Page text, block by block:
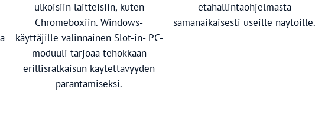
ulkoisiin laitteisiin, kuten
Chromeboxiin. Windows-
käyttäjille valinnainen Slot-in- PC-
moduuli tarjoaa tehokkaan
erillisratkaisun käytettävyyden
parantamiseksi.
etähallintaohjelmasta
samanaikaisesti useille näytöille.